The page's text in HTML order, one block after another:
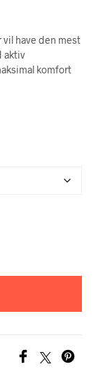
have den mest
aktiv
komfort